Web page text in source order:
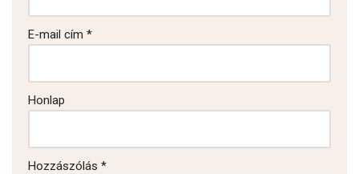
E-mail cím *
Honlap
Hozzászólás *